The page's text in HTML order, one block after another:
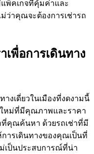
แพ็คเกจที่คุ้มค่าและ
ว่าคุณจะต้องการเช่ารถ
เพื่อการเดินทาง
งเดี่ยวในเมืองที่งดงามนี้
ใหม่ที่มีคุณภาพและราคา
ที่คุณค้นหา ด้วยรถเช่าที่มี
ารเดินทางของคุณเป็นที่
เป็นประสบการณ์ที่น่า